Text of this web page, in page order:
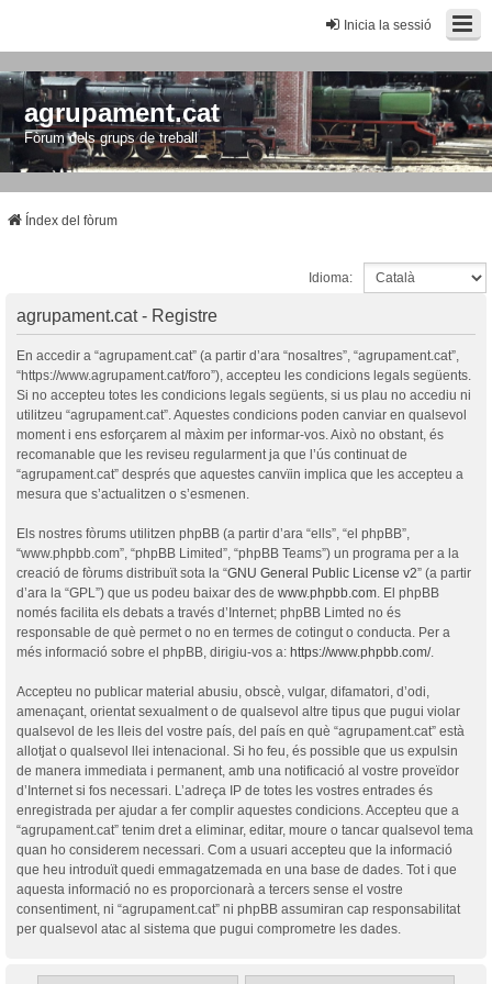
Inicia la sessió
agrupament.cat
Fòrum dels grups de treball
Índex del fòrum
Idioma:
agrupament.cat - Registre
En accedir a “agrupament.cat” (a partir d’ara “nosaltres”, “agrupament.cat”,
“https://www.agrupament.cat/foro”), accepteu les condicions legals següents.
Si no accepteu totes les condicions legals següents, si us plau no accediu ni
utilitzeu “agrupament.cat”. Aquestes condicions poden canviar en qualsevol
moment i ens esforçarem al màxim per informar-vos. Això no obstant, és
recomanable que les reviseu regularment ja que l’ús continuat de
“agrupament.cat” després que aquestes canvïin implica que les accepteu a
mesura que s’actualitzen o s’esmenen.
Els nostres fòrums utilitzen phpBB (a partir d’ara “ells”, “el phpBB”,
“www.phpbb.com”, “phpBB Limited”, “phpBB Teams”) un programa per a la
creació de fòrums distribuït sota la “GNU General Public License v2” (a partir
d’ara la “GPL”) que us podeu baixar des de www.phpbb.com . El phpBB
només facilita els debats a través d’Internet; phpBB Limted no és
responsable de què permet o no en termes de cotingut o conducta. Per a
més informació sobre el phpBB, dirigiu-vos a: https://www.phpbb.com/.
Accepteu no publicar material abusiu, obscè, vulgar, difamatori, d’odi,
amenaçant, orientat sexualment o de qualsevol altre tipus que pugui violar
qualsevol de les lleis del vostre país, del país en què “agrupament.cat” està
allotjat o qualsevol llei intenacional. Si ho feu, és possible que us expulsin
de manera immediata i permanent, amb una notificació al vostre proveïdor
d’Internet si fos necessari. L’adreça IP de totes les vostres entrades és
enregistrada per ajudar a fer complir aquestes condicions. Accepteu que a
“agrupament.cat” tenim dret a eliminar, editar, moure o tancar qualsevol tema
quan ho considerem necessari. Com a usuari accepteu que la informació
que heu introduït quedi emmagatzemada en una base de dades. Tot i que
aquesta informació no es proporcionarà a tercers sense el vostre
consentiment, ni “agrupament.cat” ni phpBB assumiran cap responsabilitat
per qualsevol atac al sistema que pugui comprometre les dades.